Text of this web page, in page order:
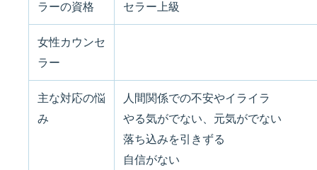
ラーの資格
セラー上級
女性カウンセ
ラー
主な対応の悩
み
人間関係での不安やイライラ
やる気がでない、元気がでない
落ち込みを引きずる
自信がない